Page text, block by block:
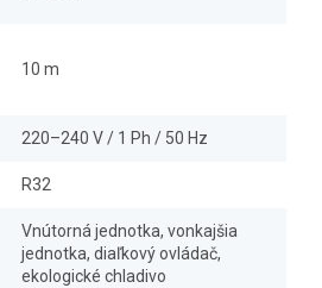
10 m
220–240 V / 1 Ph / 50 Hz
R32
Vnútorná jednotka, vonkajšia
jednotka, diaľkový ovládač,
ekologické chladivo